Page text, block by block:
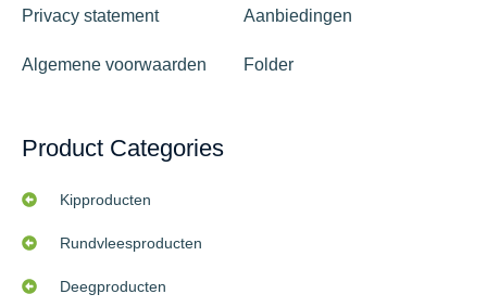
Privacy statement
Algemene voorwaarden
Aanbiedingen
Folder
Product Categories
Kipproducten
Rundvleesproducten
Deegproducten